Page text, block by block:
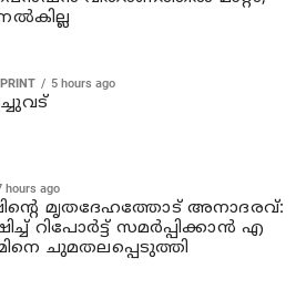
നല്‍കില്ല
5 hours ago
hours ago
മൃതദേഹത്തോട് അനാദരവ്:
റിപോര്‍ട്ട് സമര്‍പ്പിക്കാന്‍ എ
ചുമതലപ്പെടുത്തി